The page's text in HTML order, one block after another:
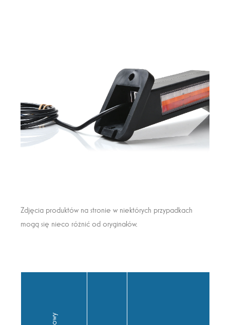
Zdjęcia produktów na stronie w niektórych przypadkach
mogą się nieco różnić od oryginałów.